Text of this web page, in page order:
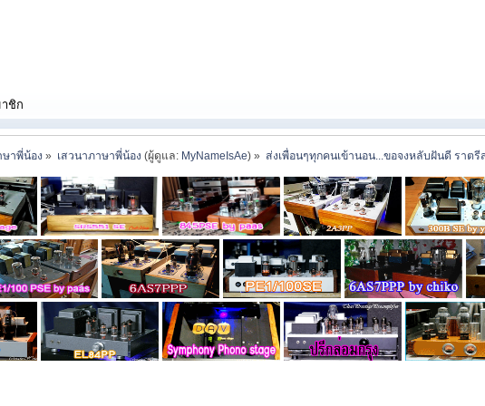
ชิก
ษาพี่น้อง» เสวนาภาษาพี่น้อง (ผู้ดูแล: MyNameIsAe) » ส่งเพื่อนๆทุกคนเข้านอน...ขอจงหลับฝันดี ราต